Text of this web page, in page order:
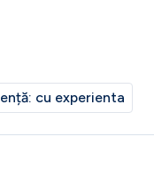
cu experienta